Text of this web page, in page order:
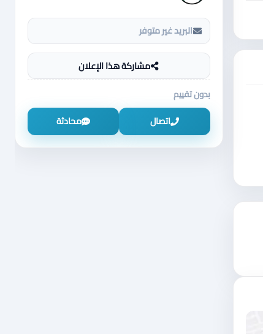
البريد غير متوفر
مشاركة هذا الإعلان
بدون تقييم
اتصال
محادثة